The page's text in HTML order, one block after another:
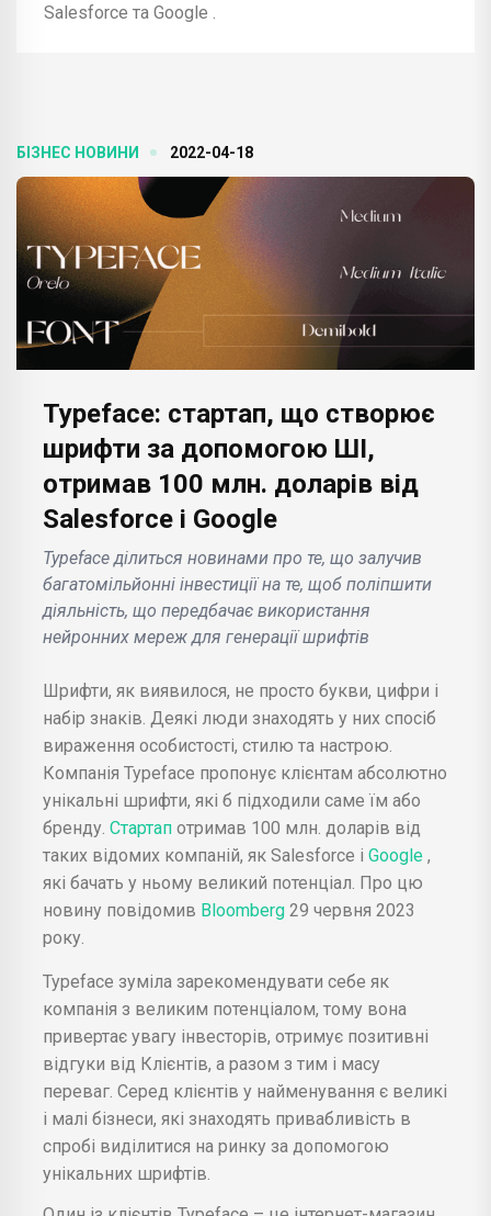
Salesforce та Google .
БІЗНЕС НОВИНИ 2022-04-18
Typeface: стартап, що створює
шрифти за допомогою ШІ,
отримав 100 млн. доларів від
Salesforce і Google
Typeface ділиться новинами про те, що залучив
багатомільйонні інвестиції на те, щоб поліпшити
діяльність, що передбачає використання
нейронних мереж для генерації шрифтів
Шрифти, як виявилося, не просто букви, цифри і
набір знаків. Деякі люди знаходять у них спосіб
вираження особистості, стилю та настрою.
Компанія Typeface пропонує клієнтам абсолютно
унікальні шрифти, які б підходили саме їм або
бренду. Стартап отримав 100 млн. доларів від
таких відомих компаній, як Salesforce і Google ,
які бачать у ньому великий потенціал. Про цю
новину повідомив Bloomberg 29 червня 2023
року.
Typeface зуміла зарекомендувати себе як
компанія з великим потенціалом, тому вона
привертає увагу інвесторів, отримує позитивні
відгуки від Клієнтів, а разом з тим і масу
переваг. Серед клієнтів у найменування є великі
і малі бізнеси, які знаходять привабливість в
спробі виділитися на ринку за допомогою
унікальних шрифтів.